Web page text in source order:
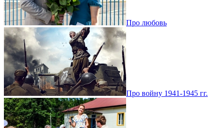
Про любовь
Про войну 1941-1945 гг.